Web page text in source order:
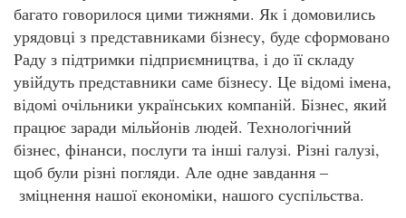
багато говорилося цими тижнями. Як і домовились
урядовці з представниками бізнесу, буде сформовано
Раду з підтримки підприємництва, і до її складу
увійдуть представники саме бізнесу. Це відомі імена,
відомі очільники українських компаній. Бізнес, який
працює заради мільйонів людей. Технологічний
бізнес, фінанси, послуги та інші галузі. Різні галузі,
щоб були різні погляди. Але одне завдання –
зміцнення нашої економіки, нашого суспільства.